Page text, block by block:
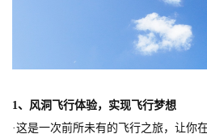
1 、 风洞飞行体验， 实现飞行梦想
·这是一次前所未有的飞行之旅，让你